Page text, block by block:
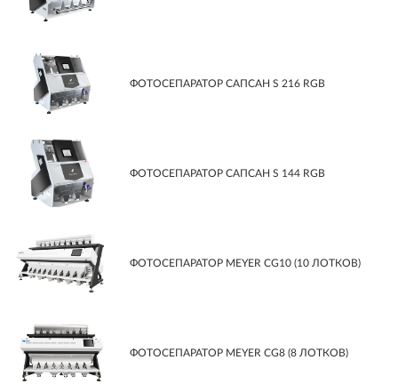
ФОТОСЕПАРАТОР САПСАН S 216 RGB
ФОТОСЕПАРАТОР САПСАН S 144 RGB
ФОТОСЕПАРАТОР MEYER CG10 (10 ЛОТКОВ)
ФОТОСЕПАРАТОР MEYER CG8 (8 ЛОТКОВ)